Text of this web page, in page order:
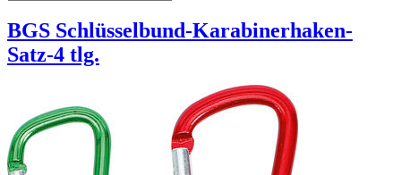
BGS Schlüsselbund-Karabinerhaken-
Satz-4 tlg.